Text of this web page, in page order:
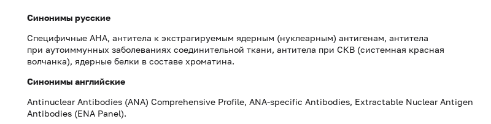
Синонимы русские
Специфичные АНА, антитела к экстрагируемым ядерным (нуклеарным) антигенам, антитела
при аутоиммунных заболеваниях соединительной ткани, антитела при СКВ (системная красная
волчанка), ядерные белки в составе хроматина.
Синонимы английские
Antinuclear Antibodies (ANA) Comprehensive Profile, ANA-specific Antibodies, Extractable Nuclear Antigen
Antibodies (ENA Panel).